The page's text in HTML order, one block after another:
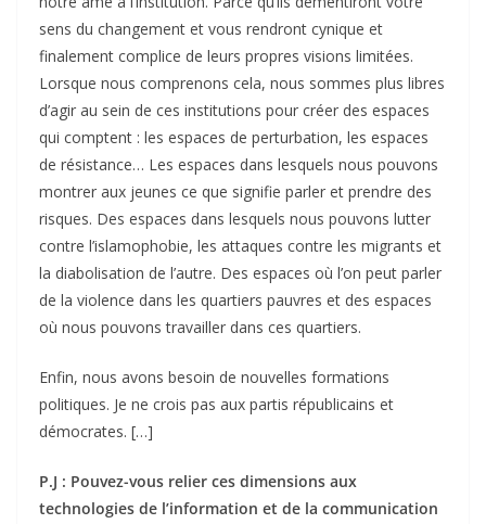
sens du changement et vous rendront cynique et
finalement complice de leurs propres visions limitées.
Lorsque nous comprenons cela, nous sommes plus libres
d’agir au sein de ces institutions pour créer des espaces
qui comptent : les espaces de perturbation, les espaces
de résistance… Les espaces dans lesquels nous pouvons
montrer aux jeunes ce que signifie parler et prendre des
risques. Des espaces dans lesquels nous pouvons lutter
contre l’islamophobie, les attaques contre les migrants et
la diabolisation de l’autre. Des espaces où l’on peut parler
de la violence dans les quartiers pauvres et des espaces
où nous pouvons travailler dans ces quartiers.
Enfin, nous avons besoin de nouvelles formations
politiques. Je ne crois pas aux partis républicains et
démocrates. […]
P.J : Pouvez-vous relier ces dimensions aux
technologies de l’information et de la communication